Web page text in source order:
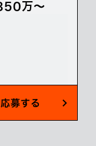
万～
応募する